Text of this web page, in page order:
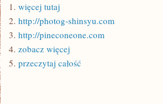
1. więcej tutaj
2. http://photog-shinsyu.com
3. http://pineconeone.com
4. zobacz więcej
5. przeczytaj całość